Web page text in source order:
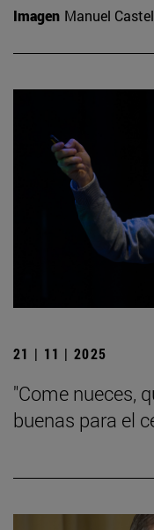
Imagen Manuel
21 | 11 | 2025
"Come nueces,
buenas para el